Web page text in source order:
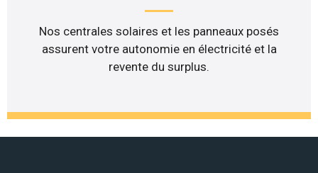
Nos centrales solaires et les panneaux posés
assurent votre autonomie en électricité et la
revente du surplus.